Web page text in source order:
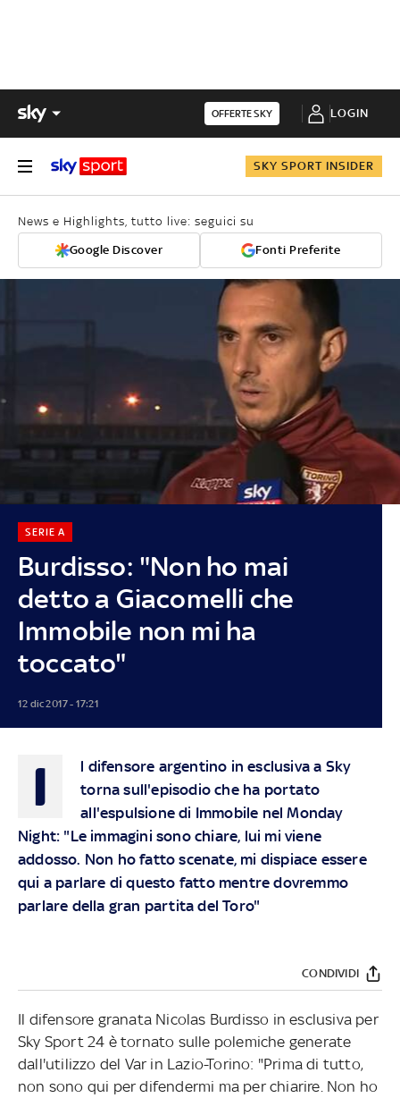
OFFERTE SKY LOGIN
SKY SPORT INSIDER
News e Highlights, tutto live: seguici su
Google Discover Fonti Preferite
Burdisso: "Non ho mai
detto a Giacomelli che
Immobile non mi ha
toccato"
SERIE A
12 dic 2017 - 17:21
I
l difensore argentino in esclusiva a Sky
torna sull'episodio che ha portato
all'espulsione di Immobile nel Monday
Night: "Le immagini sono chiare, lui mi viene
addosso. Non ho fatto scenate, mi dispiace essere
qui a parlare di questo fatto mentre dovremmo
parlare della gran partita del Toro"
CONDIVIDI
Il difensore granata Nicolas Burdisso in esclusiva per
Sky Sport 24 è tornato sulle polemiche generate
dall'utilizzo del Var in Lazio-Torino: "Prima di tutto,
non sono qui per difendermi ma per chiarire. Non ho